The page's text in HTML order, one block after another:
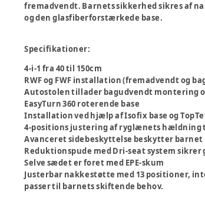
fremadvendt. Barnets sikkerhed sikres af
og den glasfiberforstærkede base.
Specifikationer:
4-i-1 fra 40 til 150cm
RWF og FWF installation (fremadvendt og
Autostolen tillader bagudvendt montering
EasyTurn 360 roterende base
Installation ved hjælp af Isofix base og
4-positions justering af ryglænets
Avanceret sidebeskyttelse beskytter
Reduktionspude med Dri-seat system
Selve sædet er foret med EPE-skum
Justerbar nakkestøtte med 13 positioner,
passer til barnets skiftende behov.